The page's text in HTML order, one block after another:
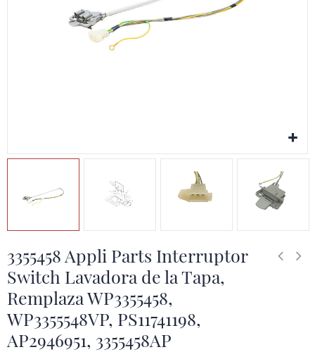
3355458 Appli Parts Interruptor
Switch Lavadora de la Tapa,
Remplaza WP3355458,
WP3355548VP, PS11741198,
AP2946951, 3355458AP